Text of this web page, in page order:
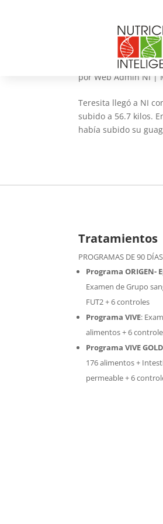
Teresita
crezca
por Web Admin NI |
Teresita llegó a NI
subido a 56.7 kilos.
había subido su
Tratamientos
PROGRAMAS DE 90 DÍAS
Programa ORIGEN-
Examen de Grupo
FUT2 + 6 controles
Programa VIVE:
alimentos + 6
Programa VIVE GOLD
176 alimentos +
permeable + 6